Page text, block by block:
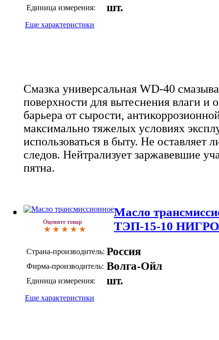
Единица измерения: шт.
Еще характеристики
Смазка универсальная WD-40
поверхности для вытеснения влаги и
барьера от сырости,
максимально тяжелых условиях
использоваться в быту. Не оставляет
следов. Нейтрализует заржавевшие
пятна.
Оцените товар
Масло
ТЭП-15-10
Страна-производитель: Россия
Фирма-производитель: Волга-Ойл
Единица измерения: шт.
Еще характеристики